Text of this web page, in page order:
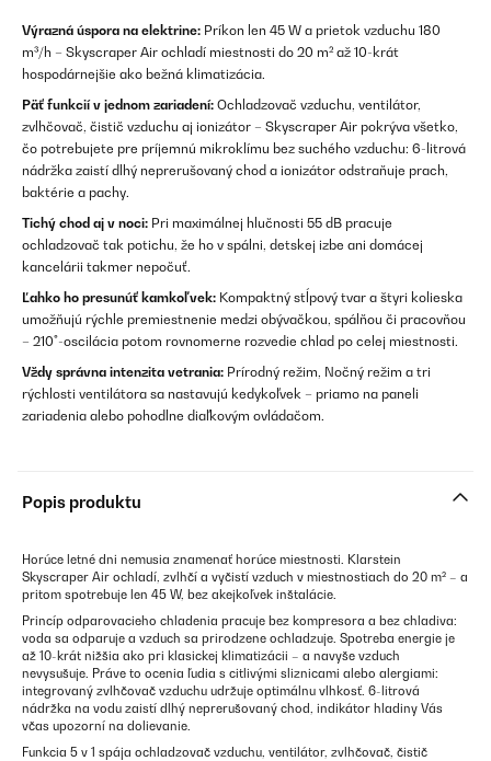
Výrazná úspora na elektrine: Príkon len 45 W a prietok vzduchu 180
m³/h – Skyscraper Air ochladí miestnosti do 20 m² až 10-krát
hospodárnejšie ako bežná klimatizácia.
Päť funkcií v jednom zariadení: Ochladzovač vzduchu, ventilátor,
zvlhčovač, čistič vzduchu aj ionizátor – Skyscraper Air pokrýva všetko,
čo potrebujete pre príjemnú mikroklímu bez suchého vzduchu: 6-litrová
nádržka zaistí dlhý neprerušovaný chod a ionizátor odstraňuje prach,
baktérie a pachy.
Tichý chod aj v noci: Pri maximálnej hlučnosti 55 dB pracuje
ochladzovač tak potichu, že ho v spálni, detskej izbe ani domácej
kancelárii takmer nepočuť.
Ľahko ho presunúť kamkoľvek: Kompaktný stĺpový tvar a štyri kolieska
umožňujú rýchle premiestnenie medzi obývačkou, spálňou či pracovňou
– 210°-oscilácia potom rovnomerne rozvedie chlad po celej miestnosti.
Vždy správna intenzita vetrania: Prírodný režim, Nočný režim a tri
rýchlosti ventilátora sa nastavujú kedykoľvek – priamo na paneli
zariadenia alebo pohodlne diaľkovým ovládačom.
Popis produktu
Horúce letné dni nemusia znamenať horúce miestnosti. Klarstein
Skyscraper Air ochladí, zvlhčí a vyčistí vzduch v miestnostiach do 20 m² – a
pritom spotrebuje len 45 W, bez akejkoľvek inštalácie.
Princíp odparovacieho chladenia pracuje bez kompresora a bez chladiva:
voda sa odparuje a vzduch sa prirodzene ochladzuje. Spotreba energie je
až 10-krát nižšia ako pri klasickej klimatizácii – a navyše vzduch
nevysušuje. Práve to ocenia ľudia s citlivými sliznicami alebo alergiami:
integrovaný zvlhčovač vzduchu udržuje optimálnu vlhkosť. 6-litrová
nádržka na vodu zaistí dlhý neprerušovaný chod, indikátor hladiny Vás
včas upozorní na dolievanie.
Funkcia 5 v 1 spája ochladzovač vzduchu, ventilátor, zvlhčovač, čistič